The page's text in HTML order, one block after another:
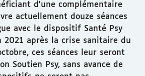
d'une complémentaire
actuellement douze séances
avec le dispositif Santé Psy
2021 après la crise sanitaire du
ces séances leur seront
Soutien Psy, sans avance de